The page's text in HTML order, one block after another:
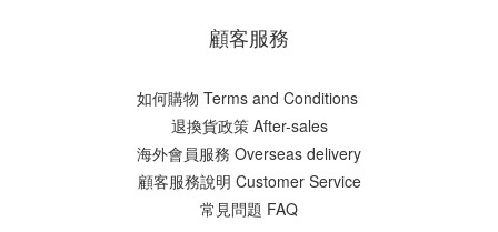
顧客服務
如何購物 Terms and Conditions
​退換貨政策 After-sales
海外會員服務 Overseas delivery
顧客服務說明 Customer Service
常見問題 FAQ